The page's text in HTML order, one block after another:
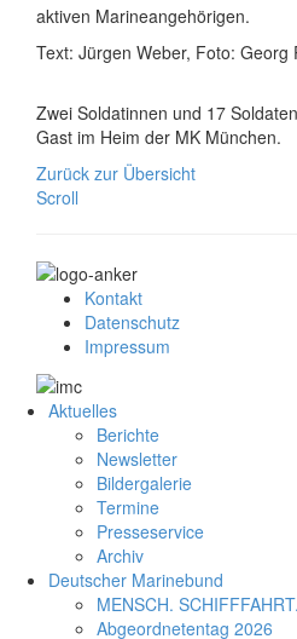
aktiven Marineangehörigen.
Text: Jürgen Weber, Foto: Georg
Zwei Soldatinnen und 17
Gast im Heim der MK München.
Zurück zur Übersicht
Scroll
Kontakt
Datenschutz
Impressum
Aktuelles
Berichte
Newsletter
Bildergalerie
Termine
Presseservice
Archiv
Deutscher Marinebund
MENSCH.
Abgeordnetentag 2026